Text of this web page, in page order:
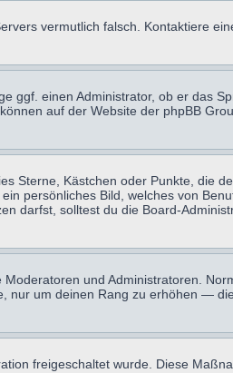
vermutlich falsch. Kontaktiere
ggf. einen Administrator, ob er das
auf der Website der phpBB
Sterne, Kästchen oder Punkte, die
persönliches Bild, welches von
darfst, solltest du die Board-
und Administratoren.
nur um deinen Rang zu erhöhen —
freigeschaltet wurde. Diese